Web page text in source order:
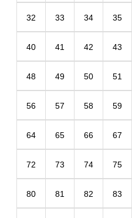
32 33 34 35
40 41 42 43
48 49 50 51
56 57 58 59
64 65 66 67
72 73 74 75
80 81 82 83